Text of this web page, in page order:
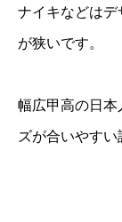
ナイキなどは
が狭いです。
幅広甲高の日
ズが合いやすい